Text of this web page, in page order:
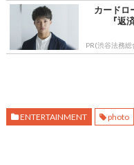
カードロ
『返
PR(渋谷法務総
ENTERTAINMENT photo